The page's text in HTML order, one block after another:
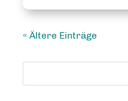
« Ältere Einträge